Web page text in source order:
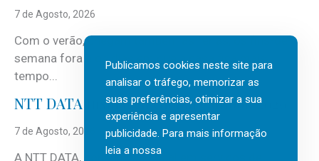
7 de Agosto, 2026
Com o verão, chegam também as férias, os fins-de-
semana fora e os dias em que a casa fica mais
tempo...
NTT DATA Insurtech Global Outlook 2026
7 de Agosto, 2026
A NTT DATA, consultora global em serviços de
Publicamos cookies neste site para
analisar o tráfego, memorizar as
suas preferências, otimizar a sua
experiência e apresentar
publicidade. Para mais informação
leia a nossa